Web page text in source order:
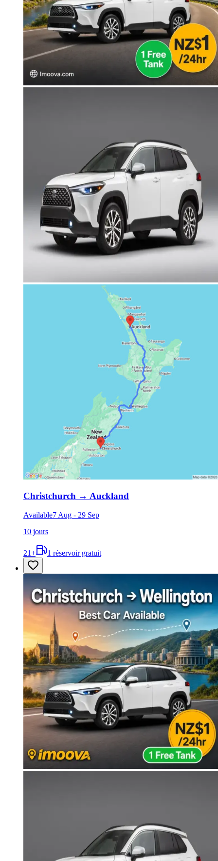
Christchurch → Auckland
Available7 Aug - 29 Sep
10 jours
21+ 1 réservoir gratuit